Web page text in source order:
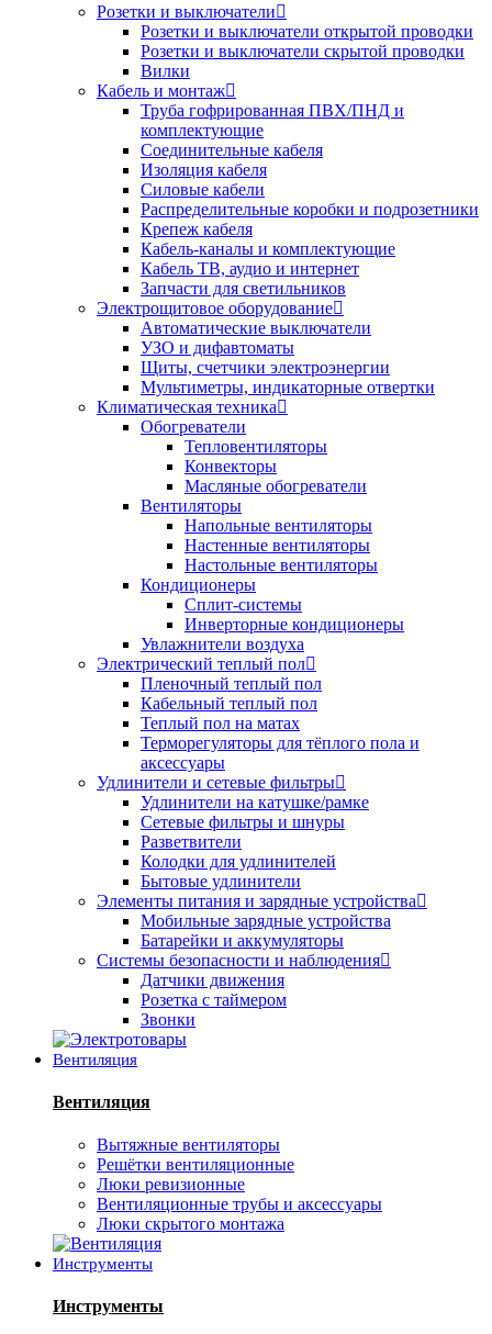
Розетки и выключатели
Розетки и выключатели открытой проводки
Розетки и выключатели скрытой проводки
Вилки
Кабель и монтаж
Труба гофрированная ПВХ/ПНД и
комплектующие
Соединительные кабеля
Изоляция кабеля
Силовые кабели
Распределительные коробки и подрозетники
Крепеж кабеля
Кабель-каналы и комплектующие
Кабель ТВ, аудио и интернет
Запчасти для светильников
Электрощитовое оборудование
Автоматические выключатели
УЗО и дифавтоматы
Щиты, счетчики электроэнергии
Мультиметры, индикаторные отвертки
Климатическая техника
Обогреватели
Тепловентиляторы
Конвекторы
Масляные обогреватели
Вентиляторы
Напольные вентиляторы
Настенные вентиляторы
Настольные вентиляторы
Кондиционеры
Сплит-системы
Инверторные кондиционеры
Увлажнители воздуха
Электрический теплый пол
Пленочный теплый пол
Кабельный теплый пол
Теплый пол на матах
Терморегуляторы для тёплого пола и
аксессуары
Удлинители и сетевые фильтры
Удлинители на катушке/рамке
Сетевые фильтры и шнуры
Разветвители
Колодки для удлинителей
Бытовые удлинители
Элементы питания и зарядные устройства
Мобильные зарядные устройства
Батарейки и аккумуляторы
Системы безопасности и наблюдения
Датчики движения
Розетка с таймером
Звонки
Вентиляция
Вентиляция
Вытяжные вентиляторы
Решётки вентиляционные
Люки ревизионные
Вентиляционные трубы и аксессуары
Люки скрытого монтажа
Инструменты
Инструменты